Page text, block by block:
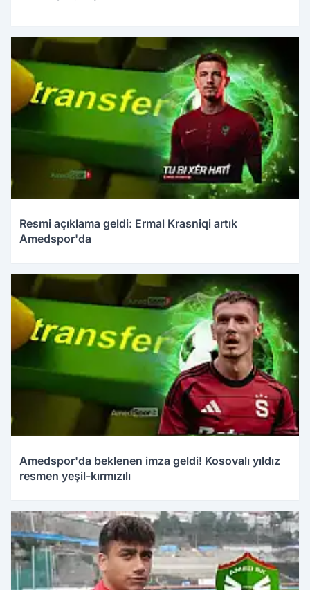
Resmi açıklama geldi: Ermal Krasniqi artık
Amedspor'da
Amedspor'da beklenen imza geldi! Kosovalı yıldız
resmen yeşil-kırmızılı